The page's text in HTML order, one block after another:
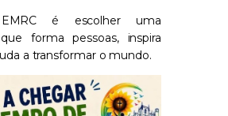
EMRC é escolher uma
forma pessoas, inspira
a transformar o mundo.